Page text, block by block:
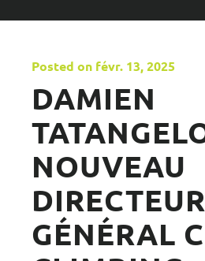
Posted on févr. 13, 2025
DAMIEN
NOUVEAU
DIRECTEUR
GÉNÉRAL